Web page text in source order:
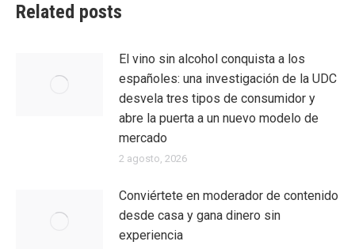
Related posts
El vino sin alcohol conquista a los
españoles: una investigación de la UDC
desvela tres tipos de consumidor y
abre la puerta a un nuevo modelo de
mercado
2 agosto, 2026
Conviértete en moderador de contenido
desde casa y gana dinero sin
experiencia